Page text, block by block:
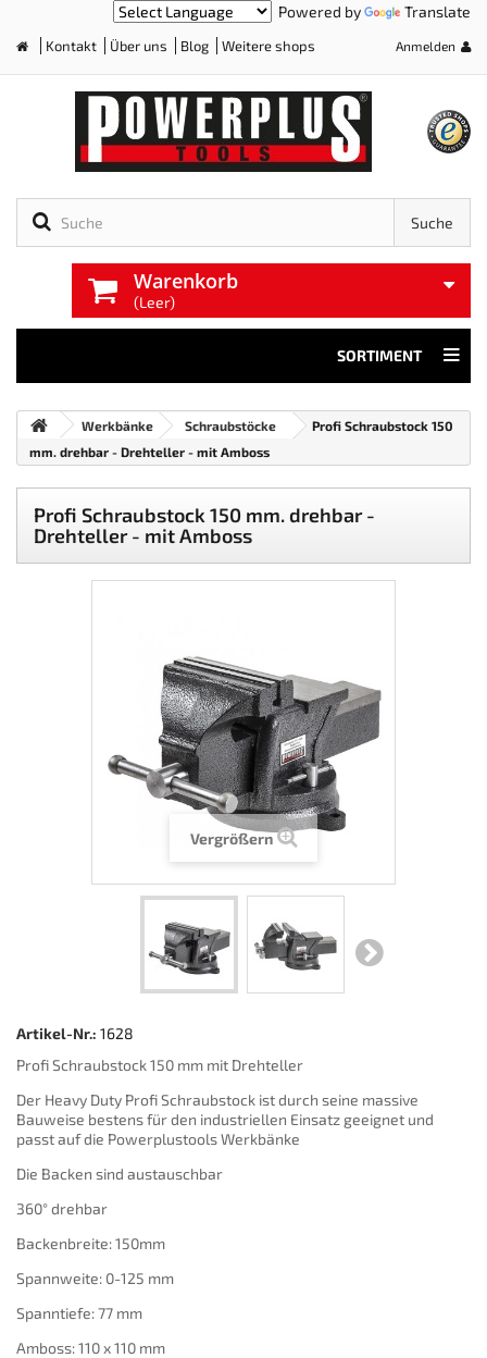
Powered by Translate
Kontakt Über uns Blog Weitere shops Anmelden
Suche
Warenkorb
(Leer)
SORTIMENT
Werkbänke Schraubstöcke
Profi Schraubstock 150
mm. drehbar - Drehteller - mit Amboss
Profi Schraubstock 150 mm. drehbar -
Drehteller - mit Amboss
Vergrößern
Artikel-Nr.: 1628
Profi Schraubstock 150 mm mit Drehteller
Der Heavy Duty Profi Schraubstock ist durch seine massive
Bauweise bestens für den industriellen Einsatz geeignet und
passt auf die Powerplustools Werkbänke
Die Backen sind austauschbar
360° drehbar
Backenbreite: 150mm
Spannweite: 0-125 mm
Spanntiefe: 77 mm
Amboss: 110 x 110 mm